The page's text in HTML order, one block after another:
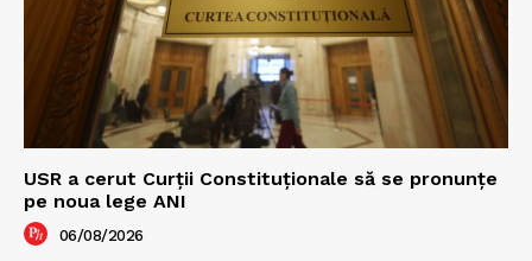
USR a cerut Curții Constituționale să se pronunțe
pe noua lege ANI
06/08/2026